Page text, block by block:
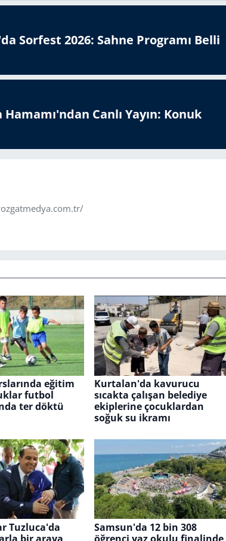
Sorfest 2026: Sahne Programı Belli
Hamamı'ndan Canlı Yayın: Konuk
eğitim
futbol
ter döktü
Kurtalan'da kavurucu
sıcakta çalışan belediye
ekiplerine çocuklardan
soğuk su ikramı
Tuzluca'da
Samsun'da 12 bin 308